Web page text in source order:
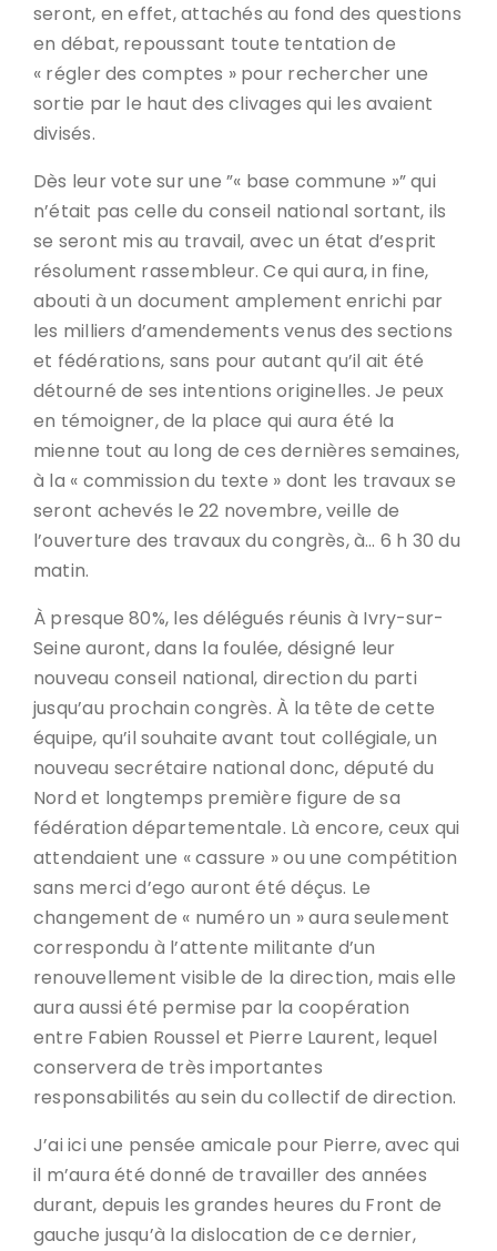
seront, en effet, attachés au fond des questions
en débat, repoussant toute tentation de
« régler des comptes » pour rechercher une
sortie par le haut des clivages qui les avaient
divisés.
Dès leur vote sur une ”« base commune »” qui
n’était pas celle du conseil national sortant, ils
se seront mis au travail, avec un état d’esprit
résolument rassembleur. Ce qui aura, in fine,
abouti à un document amplement enrichi par
les milliers d’amendements venus des sections
et fédérations, sans pour autant qu’il ait été
détourné de ses intentions originelles. Je peux
en témoigner, de la place qui aura été la
mienne tout au long de ces dernières semaines,
à la « commission du texte » dont les travaux se
seront achevés le 22 novembre, veille de
l’ouverture des travaux du congrès, à… 6 h 30 du
matin.
À presque 80%, les délégués réunis à Ivry-sur-
Seine auront, dans la foulée, désigné leur
nouveau conseil national, direction du parti
jusqu’au prochain congrès. À la tête de cette
équipe, qu’il souhaite avant tout collégiale, un
nouveau secrétaire national donc, député du
Nord et longtemps première figure de sa
fédération départementale. Là encore, ceux qui
attendaient une « cassure » ou une compétition
sans merci d’ego auront été déçus. Le
changement de « numéro un » aura seulement
correspondu à l’attente militante d’un
renouvellement visible de la direction, mais elle
aura aussi été permise par la coopération
entre Fabien Roussel et Pierre Laurent, lequel
conservera de très importantes
responsabilités au sein du collectif de direction.
J’ai ici une pensée amicale pour Pierre, avec qui
il m’aura été donné de travailler des années
durant, depuis les grandes heures du Front de
gauche jusqu’à la dislocation de ce dernier,